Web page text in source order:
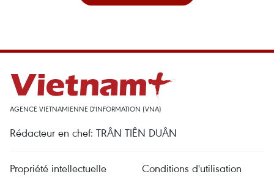
AGENCE VIETNAMIENNE D'INFORMATION (VNA)
Rédacteur en chef: TRÂN TIÊN DUÂN
Propriété intellectuelle
Conditions d'utilisation